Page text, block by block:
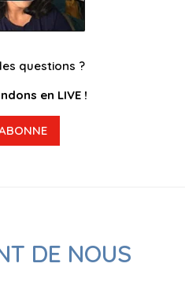
questions ?
en LIVE !
DE NOUS